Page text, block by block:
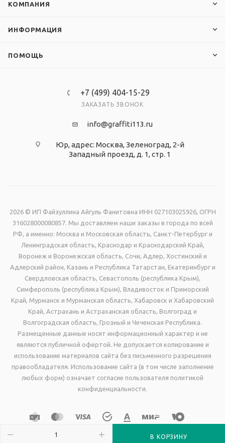
В КОРЗИНУ
КОМПАНИЯ
ИНФОРМАЦИЯ
ПОМОЩЬ
+7 (499) 404-15-29
ЗАКАЗАТЬ ЗВОНОК
info@graffiti113.ru
Юр, адрес: Москва, Зеленоград, 2-й
Западный проезд, д. 1, стр. 1
2026 © ИП Файзуллина Айгуль Фанитовна ИНН 027103025926, ОГРН
316028000080857. Мы доставляем наши заказы в города по всей
РФ, а именно: Москва и Московская область, Санкт-Петербург и
Ленинградская область, Краснодар и Краснодарский Край,
Воронеж и Воронежская область, Сочи, Адлер, Хостинский и
Адлерский район, Казань и Республика Татарстан, Екатеринбург и
Свердловская область, Севастополь (республика Крым),
Симферополь (республика Крым), Владивосток и Приморский
Край, Мурманск и Мурманская область, Хабаровск и Хабаровский
Край, Астрахань и Астраханская область, Волгоград и
Волгоградская область, Грозный и Чеченская Республика.
Размещенные данные носят информационный характер и не
являются публичной офертой. Не допускается копирование и
использование материалов сайта без письменного разрешения
правообладателя. Использование сайта (в том числе заполнение
любых форм) означает согласие пользователя политикой
конфиденциальности.